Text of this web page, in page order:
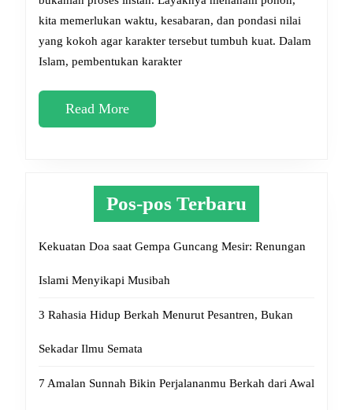
kita memerlukan waktu, kesabaran, dan pondasi nilai
yang kokoh agar karakter tersebut tumbuh kuat. Dalam
Islam, pembentukan karakter
Read MoreRead
More
Pos-pos Terbaru
Kekuatan Doa saat Gempa Guncang Mesir: Renungan
Islami Menyikapi Musibah
3 Rahasia Hidup Berkah Menurut Pesantren, Bukan
Sekadar Ilmu Semata
7 Amalan Sunnah Bikin Perjalananmu Berkah dari Awal